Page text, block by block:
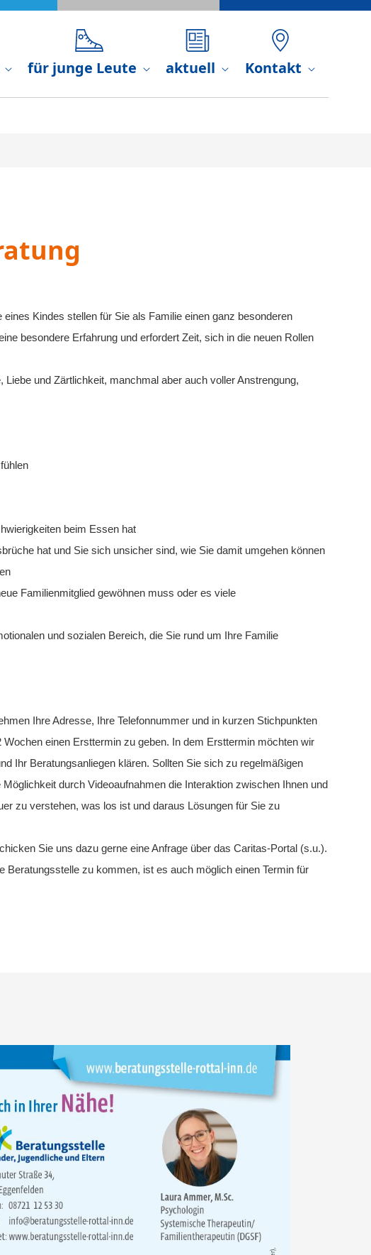
für junge Leute aktuell Kontakt
Kindes stellen für Sie als Familie einen ganz besonderen
besondere Erfahrung und erfordert Zeit, sich in die neuen Rollen
und Zärtlichkeit, manchmal aber auch voller Anstrengung,
beim Essen hat
hat und Sie sich unsicher sind, wie Sie damit umgehen können
Familienmitglied gewöhnen muss oder es viele
und sozialen Bereich, die Sie rund um Ihre Familie
Ihre Adresse, Ihre Telefonnummer und in kurzen Stichpunkten
Wochen einen Ersttermin zu geben. In dem Ersttermin möchten wir
Ihr Beratungsanliegen klären. Sollten Sie sich zu regelmäßigen
durch Videoaufnahmen die Interaktion zwischen Ihnen und
zu verstehen, was los ist und daraus Lösungen für Sie zu
Sie uns dazu gerne eine Anfrage über das Caritas-Portal (s.u.).
Beratungsstelle zu kommen, ist es auch möglich einen Termin für